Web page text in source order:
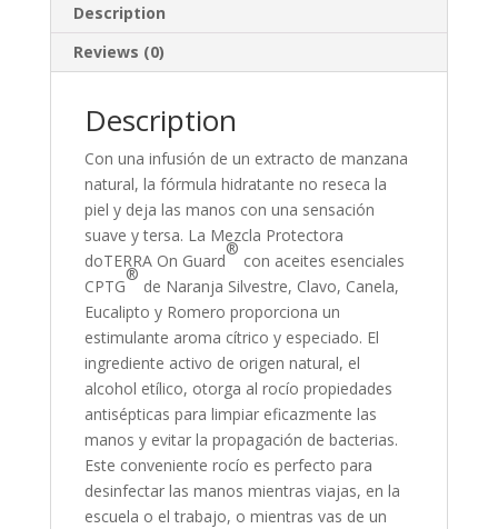
Description
Reviews (0)
Description
Con una infusión de un extracto de manzana
natural, la fórmula hidratante no reseca la
piel y deja las manos con una sensación
suave y tersa. La Mezcla Protectora
doTERRA On Guard
®
con aceites esenciales
CPTG
®
de Naranja Silvestre, Clavo, Canela,
Eucalipto y Romero proporciona un
estimulante aroma cítrico y especiado. El
ingrediente activo de origen natural, el
alcohol etílico, otorga al rocío propiedades
antisépticas para limpiar eficazmente las
manos y evitar la propagación de bacterias.
Este conveniente rocío es perfecto para
desinfectar las manos mientras viajas, en la
escuela o el trabajo, o mientras vas de un